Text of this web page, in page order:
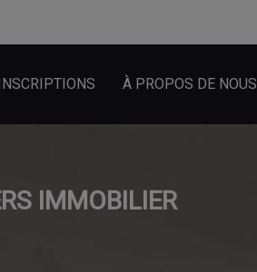
À PROPOS DE NOUS
IMMOBILIER